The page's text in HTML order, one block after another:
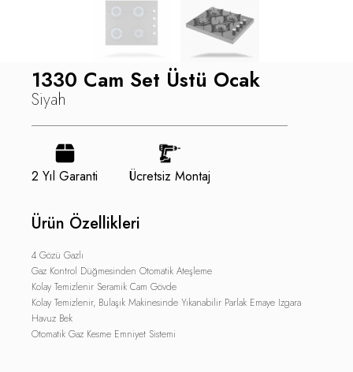
1330 Cam Set Üstü Ocak
Siyah
2 Yıl Garanti Ücretsiz Montaj
Ürün Özellikleri
4 Gözü Gazlı
Gaz Kontrol Düğmesinden Otomatik Ateşleme
Kolay Temizlenir Seramik Cam Gövde
Kolay Temizlenir, Bulaşık Makinesinde Yıkanabilir Parlak Emaye Izgara
Havuz Bek
Otomatik Gaz Kesme Emniyet Sistemi